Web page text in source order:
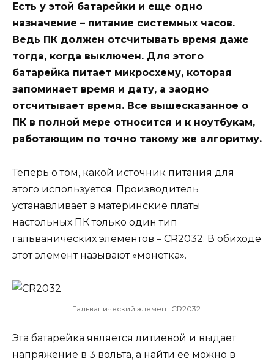
Есть у этой батарейки и еще одно
назначение – питание системных часов.
Ведь ПК должен отсчитывать время даже
тогда, когда выключен. Для этого
батарейка питает микросхему, которая
запоминает время и дату, а заодно
отсчитывает время. Все вышесказанное о
ПК в полной мере относится и к ноутбукам,
работающим по точно такому же алгоритму.
Теперь о том, какой источник питания для
этого используется. Производитель
устанавливает в материнские платы
настольных ПК только один тип
гальванических элементов – CR2032. В обиходе
этот элемент называют «монетка».
Гальванический элемент CR2032
Эта батарейка является литиевой и выдает
напряжение в 3 вольта, а найти ее можно в